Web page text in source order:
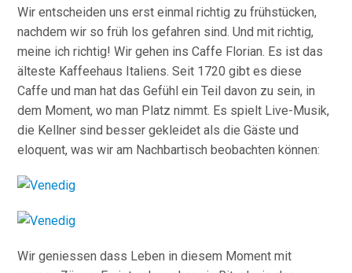
Wir entscheiden uns erst einmal richtig zu frühstücken,
nachdem wir so früh los gefahren sind. Und mit richtig,
meine ich richtig! Wir gehen ins Caffe Florian. Es ist das
älteste Kaffeehaus Italiens. Seit 1720 gibt es diese
Caffe und man hat das Gefühl ein Teil davon zu sein, in
dem Moment, wo man Platz nimmt. Es spielt Live-Musik,
die Kellner sind besser gekleidet als die Gäste und
eloquent, was wir am Nachbartisch beobachten können:
Wir geniessen dass Leben in diesem Moment mit